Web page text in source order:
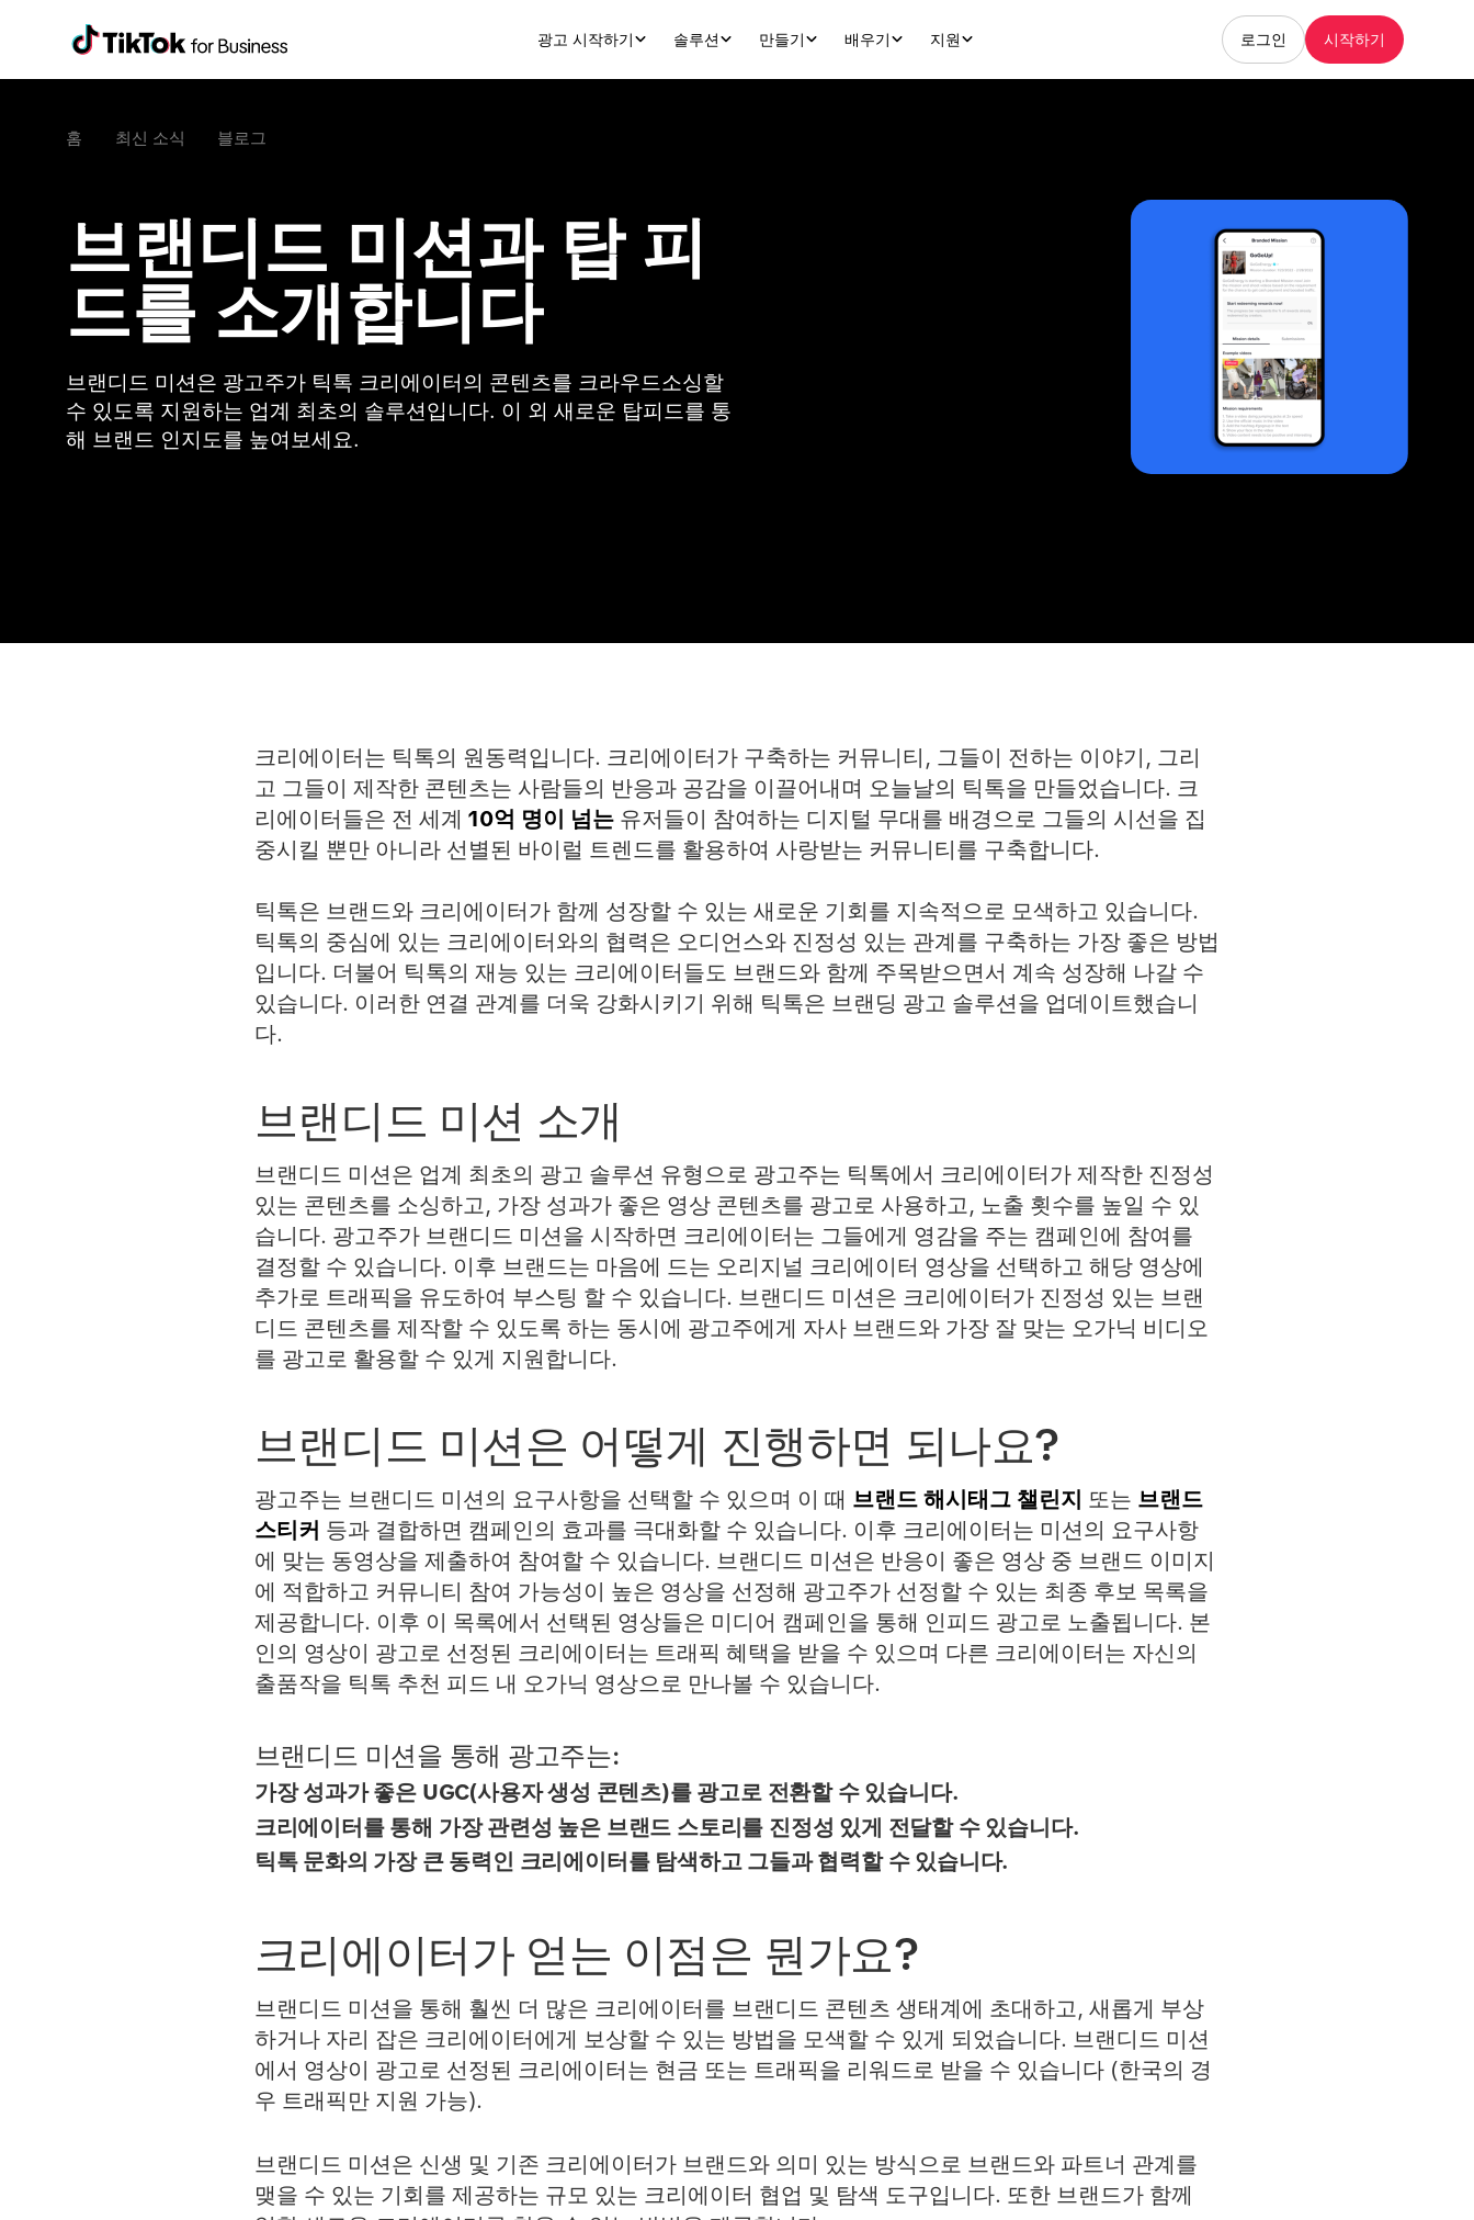
광고 시작하기 솔루션 만들기 배우기 지원 로그인 시작하기
홈 최신 소식 블로그
브랜디드 미션과 탑 피
드를 소개합니다
브랜디드 미션은 광고주가 틱톡 크리에이터의 콘텐츠를 크라우드소싱할
수 있도록 지원하는 업계 최초의 솔루션입니다. 이 외 새로운 탑피드를 통
해 브랜드 인지도를 높여보세요.
크리에이터는 틱톡의 원동력입니다. 크리에이터가 구축하는 커뮤니티, 그들이 전하는 이야기, 그리
고 그들이 제작한 콘텐츠는 사람들의 반응과 공감을 이끌어내며 오늘날의 틱톡을 만들었습니다. 크
리에이터들은 전 세계 10억 명이 넘는유저들이 참여하는 디지털 무대를 배경으로 그들의 시선을 집
중시킬 뿐만 아니라 선별된 바이럴 트렌드를 활용하여 사랑받는 커뮤니티를 구축합니다.
틱톡은 브랜드와 크리에이터가 함께 성장할 수 있는 새로운 기회를 지속적으로 모색하고 있습니다.
틱톡의 중심에 있는 크리에이터와의 협력은 오디언스와 진정성 있는 관계를 구축하는 가장 좋은 방법
입니다. 더불어 틱톡의 재능 있는 크리에이터들도 브랜드와 함께 주목받으면서 계속 성장해 나갈 수
있습니다. 이러한 연결 관계를 더욱 강화시키기 위해 틱톡은 브랜딩 광고 솔루션을 업데이트했습니
다.
브랜디드 미션 소개
브랜디드 미션은 업계 최초의 광고 솔루션 유형으로 광고주는 틱톡에서 크리에이터가 제작한 진정성
있는 콘텐츠를 소싱하고, 가장 성과가 좋은 영상 콘텐츠를 광고로 사용하고, 노출 횟수를 높일 수 있
습니다. 광고주가 브랜디드 미션을 시작하면 크리에이터는 그들에게 영감을 주는 캠페인에 참여를
결정할 수 있습니다. 이후 브랜드는 마음에 드는 오리지널 크리에이터 영상을 선택하고 해당 영상에
추가로 트래픽을 유도하여 부스팅 할 수 있습니다. 브랜디드 미션은 크리에이터가 진정성 있는 브랜
디드 콘텐츠를 제작할 수 있도록 하는 동시에 광고주에게 자사 브랜드와 가장 잘 맞는 오가닉 비디오
를 광고로 활용할 수 있게 지원합니다.
브랜디드 미션은 어떻게 진행하면 되나요?
광고주는 브랜디드 미션의 요구사항을 선택할 수 있으며 이 때 브랜드 해시태그 챌린지 또는 브랜드
스티커 등과 결합하면 캠페인의 효과를 극대화할 수 있습니다. 이후 크리에이터는 미션의 요구사항
에 맞는 동영상을 제출하여 참여할 수 있습니다. 브랜디드 미션은 반응이 좋은 영상 중 브랜드 이미지
에 적합하고 커뮤니티 참여 가능성이 높은 영상을 선정해 광고주가 선정할 수 있는 최종 후보 목록을
제공합니다. 이후 이 목록에서 선택된 영상들은 미디어 캠페인을 통해 인피드 광고로 노출됩니다. 본
인의 영상이 광고로 선정된 크리에이터는 트래픽 혜택을 받을 수 있으며 다른 크리에이터는 자신의
출품작을 틱톡 추천 피드 내 오가닉 영상으로 만나볼 수 있습니다.
브랜디드 미션을 통해 광고주는:
가장 성과가 좋은 UGC(사용자 생성 콘텐츠)를 광고로 전환할 수 있습니다.
크리에이터를 통해 가장 관련성 높은 브랜드 스토리를 진정성 있게 전달할 수 있습니다.
틱톡 문화의 가장 큰 동력인 크리에이터를 탐색하고 그들과 협력할 수 있습니다.
크리에이터가 얻는 이점은 뭔가요?
브랜디드 미션을 통해 훨씬 더 많은 크리에이터를 브랜디드 콘텐츠 생태계에 초대하고, 새롭게 부상
하거나 자리 잡은 크리에이터에게 보상할 수 있는 방법을 모색할 수 있게 되었습니다. 브랜디드 미션
에서 영상이 광고로 선정된 크리에이터는 현금 또는 트래픽을 리워드로 받을 수 있습니다 (한국의 경
우 트래픽만 지원 가능).
브랜디드 미션은 신생 및 기존 크리에이터가 브랜드와 의미 있는 방식으로 브랜드와 파트너 관계를
맺을 수 있는 기회를 제공하는 규모 있는 크리에이터 협업 및 탐색 도구입니다. 또한 브랜드가 함께